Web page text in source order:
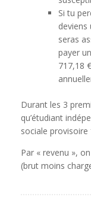
Si tu
seras
payer
717,18
Durant les 3
qu’étudiant
sociale
Par « revenu »,
(brut moins